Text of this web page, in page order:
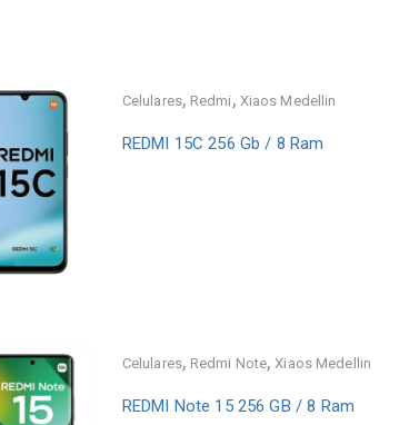
Celulares, Redmi , Xiaos Medellin
REDMI 15C 256 Gb / 8 Ram
Celulares, Redmi Note,Xiaos Medellin
REDMI Note 15 256 GB / 8 Ram